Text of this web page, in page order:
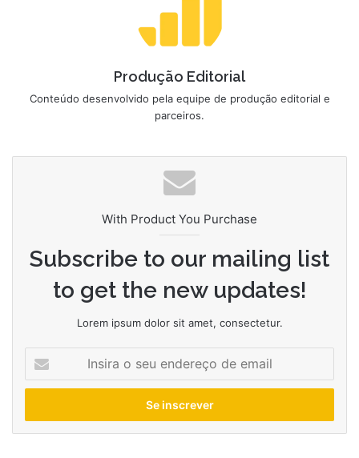
Produção Editorial
Conteúdo desenvolvido pela equipe de produção editorial e
parceiros.
With Product You Purchase
Subscribe to our mailing list
to get the new updates!
Lorem ipsum dolor sit amet, consectetur.
seu
de